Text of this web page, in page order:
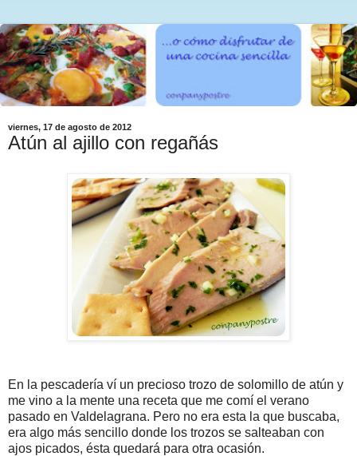
viernes, 17 de agosto de 2012
Atún al ajillo con regañás
En la pescadería ví un precioso trozo de solomillo de atún y
me vino a la mente una receta que me comí el verano
pasado en Valdelagrana. Pero no era esta la que buscaba,
era algo más sencillo donde los trozos se salteaban con
ajos picados, ésta quedará para otra ocasión.